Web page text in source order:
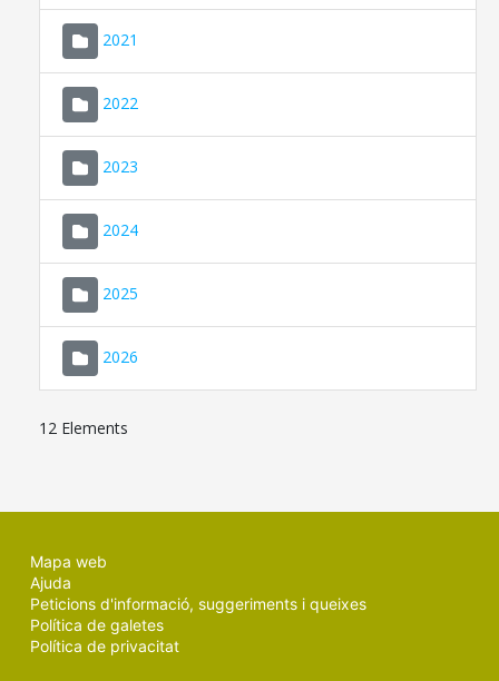
2021
2022
2023
2024
2025
2026
12 Elements
Mapa web
Ajuda
Peticions d'informació, suggeriments i queixes
Política de galetes
Política de privacitat